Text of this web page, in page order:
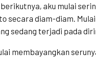
aku mulai
secara diam-diam. Mulai
sedang terjadi pada
membayangkan